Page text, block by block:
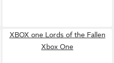
XBOX one Lords of the Fallen
Xbox One